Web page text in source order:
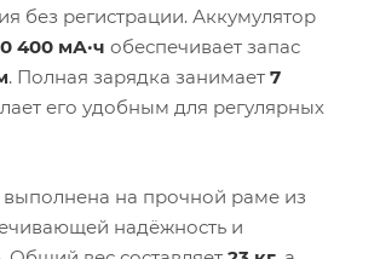
без регистрации. Аккумулятор
400 мА·ч обеспечивает запас
. Полная зарядка занимает 7
его удобным для регулярных
выполнена на прочной раме из
надёжность и